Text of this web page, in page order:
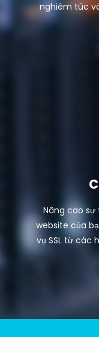
nghiêm túc
Nâng cao
website của
vụ SSL từ các